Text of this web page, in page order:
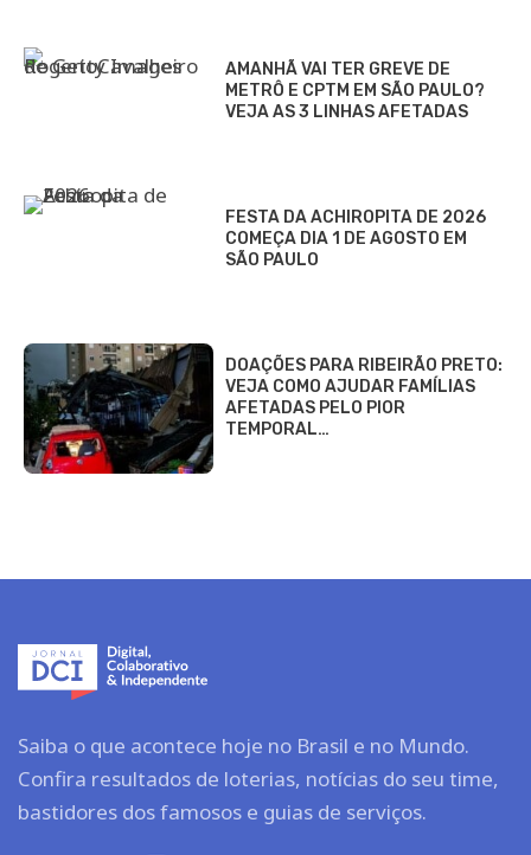
AMANHÃ VAI TER GREVE DE
METRÔ E CPTM EM SÃO PAULO?
VEJA AS 3 LINHAS AFETADAS
FESTA DA ACHIROPITA DE 2026
COMEÇA DIA 1 DE AGOSTO EM
SÃO PAULO
DOAÇÕES PARA RIBEIRÃO PRETO:
VEJA COMO AJUDAR FAMÍLIAS
AFETADAS PELO PIOR
TEMPORAL…
Saiba o que acontece hoje no Brasil e no Mundo.
Confira resultados de loterias, notícias do seu time,
bastidores dos famosos e guias de serviços.